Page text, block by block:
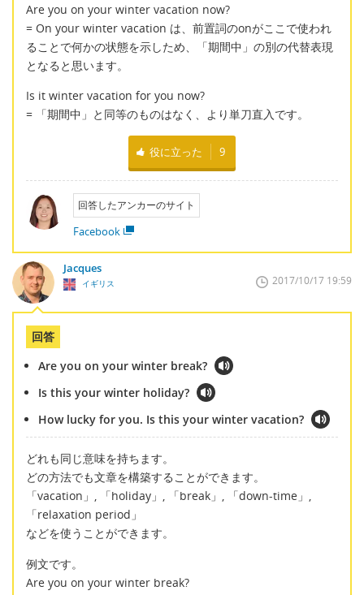
Are you on your winter vacation now?
= On your winter vacation は、前置詞のonがここで使われ
ることで何かの状態を示しため、「期間中」の別の代替表現
となると思います。
Is it winter vacation for you now?
= 「期間中」と同等のものはなく、より単刀直入です。
役に立った 9
回答したアンカーのサイト
Facebook
Jacques
イギリス 2017/10/17 19:59
回答
Are you on your winter break?
Is this your winter holiday?
How lucky for you. Is this your winter vacation?
どれも同じ意味を持ちます。
どの方法でも文章を構築することができます。
「vacation」, 「holiday」, 「break」, 「down-time」,
「relaxation period」
などを使うことができます。
例文です。
Are you on your winter break?